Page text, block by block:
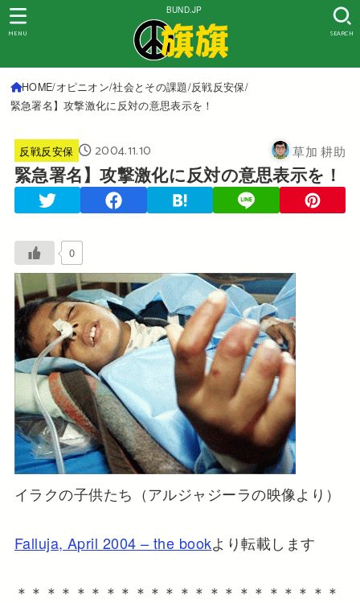
BUND.JP
SEARCH
MENU
HOME オピニオン 社会とその課題 反戦反安保
緊急署名】攻撃激化に反対の意思表示を！
反戦反安保 2004.11.10 草加 耕助
緊急署名】攻撃激化に反対の意思表示を！
0
イラクの子供たち（アルジャジーラの映像より）
Falluja, April 2004 – the bookより転載します
＊＊＊＊＊＊＊＊＊＊＊＊＊＊＊＊＊＊＊＊＊＊